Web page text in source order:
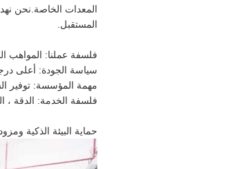
المعدات الخاصة.نحن
المستقبل.
فلسفة عملنا: المواهب
سياسة الجودة: أعلى
مهمة المؤسسة: توفير
فلسفة الخدمة: الدقة ،
حماية البيئة الذكية